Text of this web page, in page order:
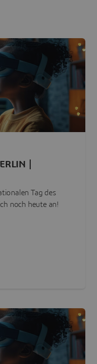
|
Tag des
noch heute an!